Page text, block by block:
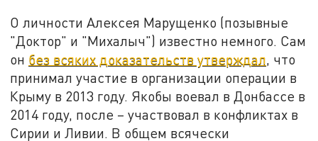
О личности Алексея Марущенко (позывные
"Доктор" и "Михалыч") известно немного. Сам
он без всяких доказательств утверждал, что
принимал участие в организации операции в
Крыму в 2013 году. Якобы воевал в Донбассе в
2014 году, после – участвовал в конфликтах в
Сирии и Ливии. В общем всячески